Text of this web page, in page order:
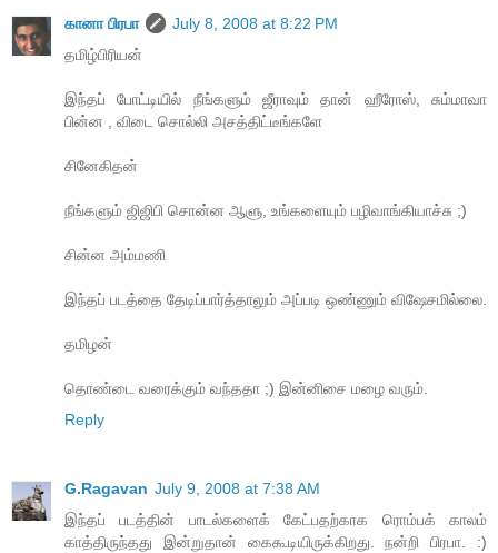
கானா பிரபா
July 8, 2008 at 8:22 PM
தமிழ்பிரியன்
இந்தப் போட்டியில் நீங்களும் ஜீராவும் தான் ஹீரோஸ், சும்மாவா
பின்ன , விடை சொல்லி அசத்திட்டீங்களே
சினேகிதன்
நீங்களும் ஜிஜிபி சொன்ன ஆளு, உங்களையும் பழிவாங்கியாச்சு ;)
சின்ன அம்மணி
இந்தப் படத்தை தேடிப்பார்த்தாலும் அப்படி ஒண்ணும் விஷேசமில்லை.
தமிழன்
தொண்டை வரைக்கும் வந்ததா ;) இன்னிசை மழை வரும்.
Reply
G.Ragavan July 9, 2008 at 7:38 AM
இந்தப் படத்தின் பாடல்களைக் கேட்பதற்காக ரொம்பக் காலம்
காத்திருந்தது இன்றுதான் கைகூடியிருக்கிறது. நன்றி பிரபா. :)